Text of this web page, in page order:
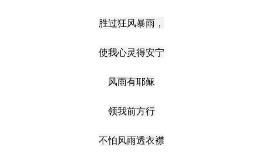
胜过狂风暴雨，
使我心灵得安宁
风雨有耶稣
领我前方行
不怕风雨透衣襟